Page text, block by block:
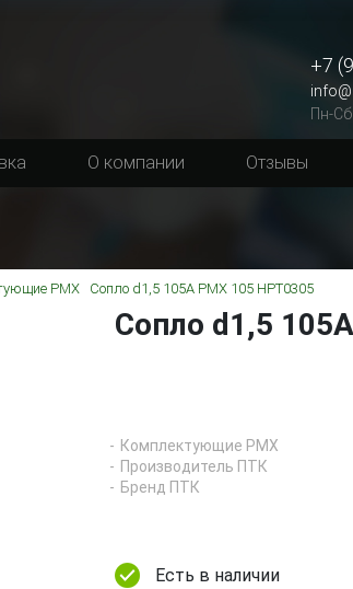
+7
Пн-
О компании Отзывы
PMX Сопло d1,5 105A PMX 105 HPT0305
Сопло d1,5
Комплектующие PMX
Производитель ПТК
Бренд ПТК
Есть в наличии